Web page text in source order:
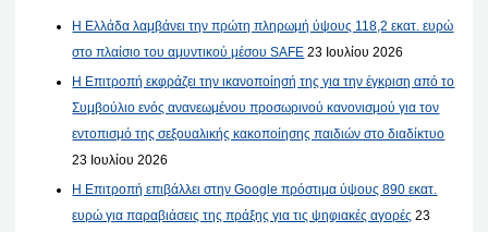
Η Ελλάδα λαμβάνει την πρώτη πληρωμή ύψους 118,2 εκατ. ευρώ
στο πλαίσιο του αμυντικού μέσου SAFE 23 Ιουλίου 2026
Η Επιτροπή εκφράζει την ικανοποίησή της για την έγκριση από το
Συμβούλιο ενός ανανεωμένου προσωρινού κανονισμού για τον
εντοπισμό της σεξουαλικής κακοποίησης παιδιών στο διαδίκτυο
23 Ιουλίου 2026
Η Επιτροπή επιβάλλει στην Google πρόστιμα ύψους 890 εκατ.
ευρώ για παραβιάσεις της πράξης για τις ψηφιακές αγορές 23